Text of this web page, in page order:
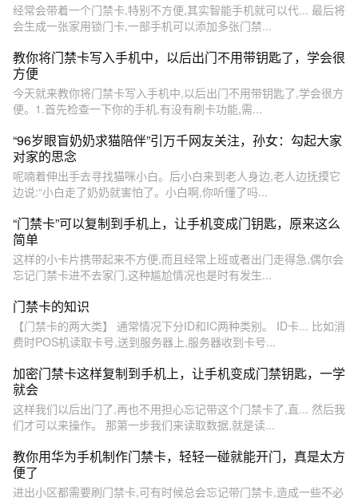
经常会带着一个门禁卡,特别不方便,其实智能手机就可以代... 最后将
会生成一张家用锁门卡,一部手机可以添加多张门禁...
教你将门禁卡写入手机中，以后出门不用带钥匙了，学会很
方便
今天就来教你将门禁卡写入手机中,以后出门不用带钥匙了,学会很方
便。1.首先检查一下你的手机,有没有刷卡功能,需...
“96岁眼盲奶奶求猫陪伴”引万千网友关注，孙女：勾起大家
对家的思念
呢喃着伸出手去寻找猫咪小白。后小白来到老人身边,老人边抚摸它
边说:“小白走了奶奶就害怕了。小白啊,你听懂了吗...
“门禁卡”可以复制到手机上，让手机变成门钥匙，原来这么
简单
这样的小卡片携带起来不方便,而且经常上班或者出门走得急,偶尔会
忘记门禁卡进不去家门,这种尴尬情况也是时有发生...
门禁卡的知识
【门禁卡的两大类】 通常情况下分ID和IC两种类别。 ID卡... 比如消
费时POS机读取卡号,送到服务器上,服务器收到卡号...
加密门禁卡这样复制到手机上，让手机变成门禁钥匙，一学
就会
这样我们以后出门了,再也不用担心忘记带这个门禁卡了,直... 然后我
们才可以来操作。 那第一步我们来读取数据,就是读...
教你用华为手机制作门禁卡，轻轻一碰就能开门，真是太方
便了
进出小区都需要刷门禁卡,可有时候总会忘记带门禁卡,造成一些不必